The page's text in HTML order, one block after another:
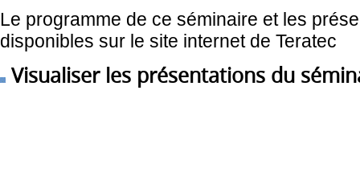
Le programme de ce séminaire et les
disponibles sur le site internet de Teratec
Visualiser les présentations du